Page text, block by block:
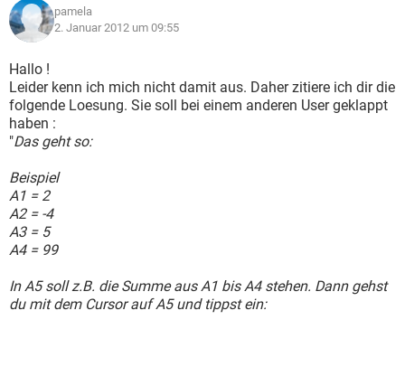
pamela
2. Januar 2012 um 09:55
Hallo !
Leider kenn ich mich nicht damit aus. Daher zitiere ich dir die
folgende Loesung. Sie soll bei einem anderen User geklappt
haben :
"Das geht so:
Beispiel
A1 = 2
A2 = -4
A3 = 5
A4 = 99
In A5 soll z.B. die Summe aus A1 bis A4 stehen. Dann gehst
du mit dem Cursor auf A5 und tippst ein: